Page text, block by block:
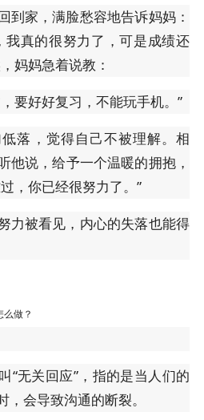
到家，满脸愁容地告诉妈妈：
我真的很努力了，可是成绩还
妈妈急着说教：
要好好复习，不能玩手机。”
落，觉得自己不被理解。相
他说，给予一个温暖的拥抱，
，你已经很努力了。”
力被看见，内心的失落也能得
么做？
“无关回应”，指的是当人们的
会导致沟通的断裂。